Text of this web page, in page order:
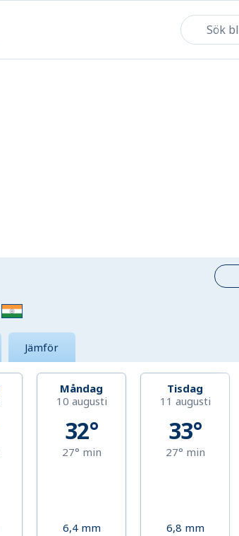
Jämför
Måndag
10 augusti
32°
27° min
6,4 mm
Tisdag
11 augusti
33°
27° min
6,8 mm